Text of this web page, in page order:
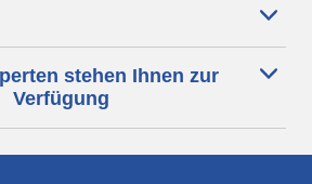
stehen Ihnen zur
Verfügung